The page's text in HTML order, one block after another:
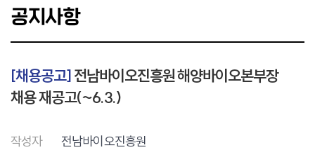
공지사항
[채용공고]전남바이오진흥원 해양바이오본부장
채용 재공고(~6.3.)
작성자
전남바이오진흥원